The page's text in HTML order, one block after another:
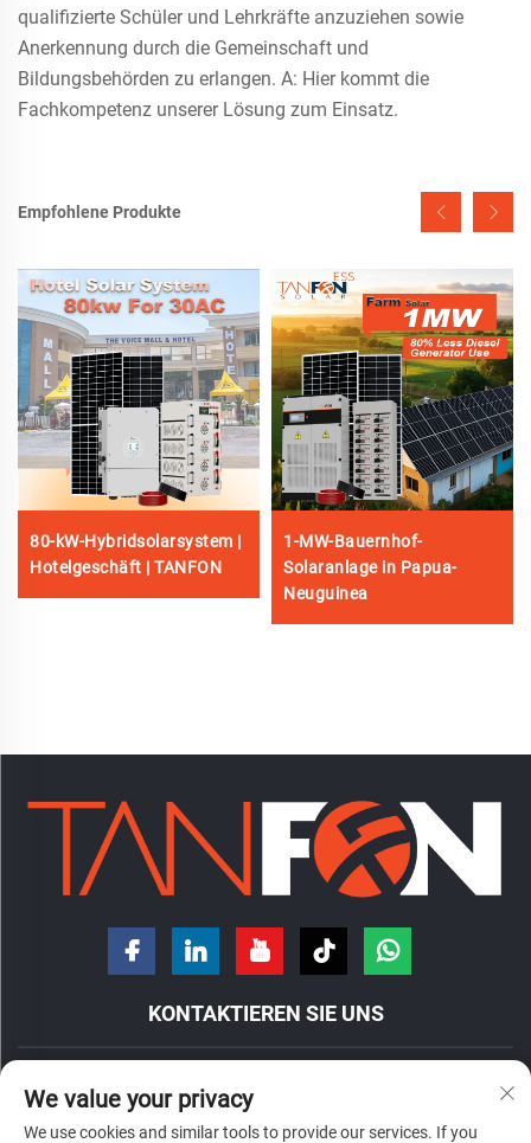
qualifizierte Schüler und Lehrkräfte anzuziehen sowie
Anerkennung durch die Gemeinschaft und
Bildungsbehörden zu erlangen. A: Hier kommt die
Fachkompetenz unserer Lösung zum Einsatz.
Empfohlene Produkte
80-kW-Hybridsolarsystem |
Hotelgeschäft | TANFON
1-MW-Bauernhof-
Solaranlage in Papua-
Neuguinea
KONTAKTIEREN SIE UNS
Nr. 7 Hongde-Straße, Stadtteil Nanzhuang, Bezirk Chancheng,
Stadt Foshan, Provinz Guangdong, China.
We value your privacy
We use cookies and similar tools to provide our services. If you